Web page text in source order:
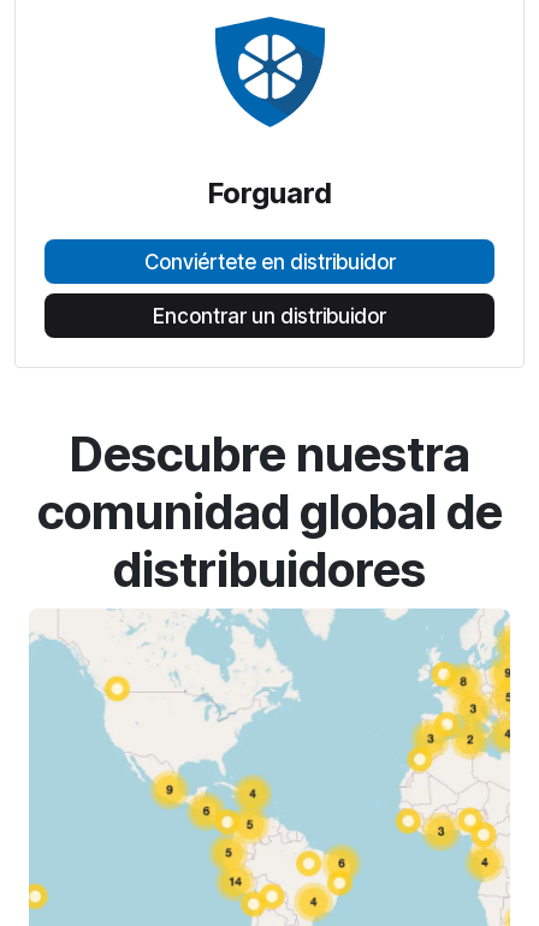
Forguard
Conviértete en distribuidor
Encontrar un distribuidor
Descubre nuestra
comunidad global de
distribuidores